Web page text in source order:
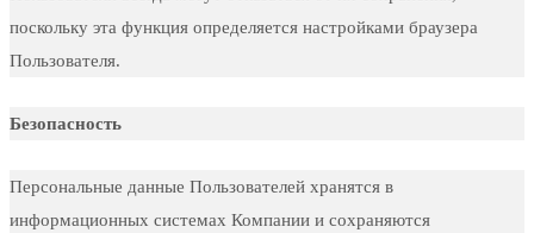
поскольку эта функция определяется настройками браузера
Пользователя.
Безопасность
Персональные данные Пользователей хранятся в
информационных системах Компании и сохраняются